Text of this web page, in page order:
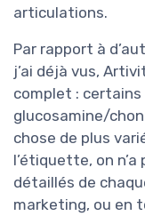
articulations.
Par rapport à
j’ai déjà vus,
complet :
glucosamine/
chose de plus
l’étiquette, on
détaillés de
marketing, ou en